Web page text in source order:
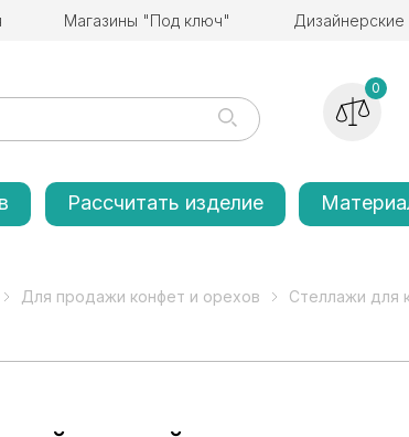
Магазины "Под ключ"
0
Рассчитать изделие
Для продажи конфет и орехов Стеллажи для